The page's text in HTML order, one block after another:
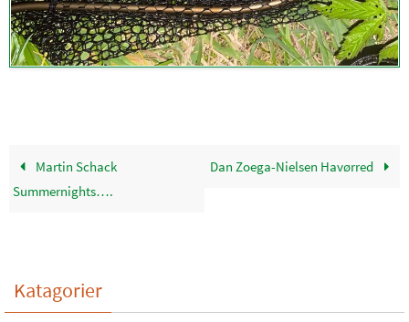
Martin Schack
Summernights….
Dan Zoega-Nielsen Havørred
Katagorier